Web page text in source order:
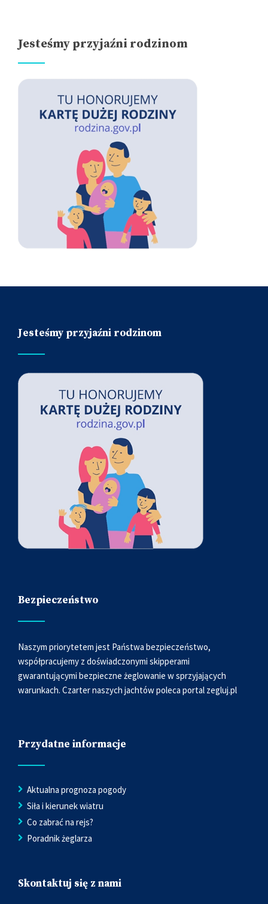
Jesteśmy przyjaźni rodzinom
Jesteśmy przyjaźni rodzinom
Bezpieczeństwo
Naszym priorytetem jest Państwa bezpieczeństwo,
współpracujemy z doświadczonymi skipperami
gwarantującymi bezpieczne żeglowanie w sprzyjających
warunkach. Czarter naszych jachtów poleca portal zegluj.pl
Przydatne informacje
Aktualna prognoza pogody
Siła i kierunek wiatru
Co zabrać na rejs?
Poradnik żeglarza
Skontaktuj się z nami